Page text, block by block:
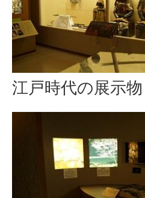
江戸時代の展示物